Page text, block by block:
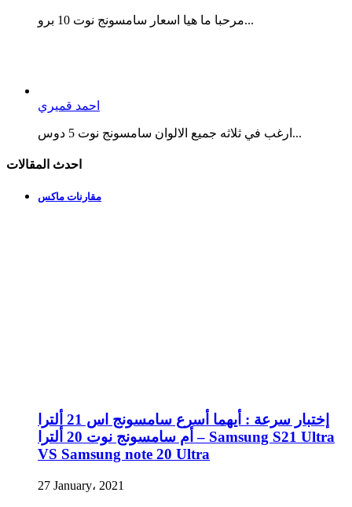
مرحبا ما هيا اسعار سامسونج نوت 10 برو...
احمد قميري
ارغب في ثلاثه جميع الالوان سامسونج نوت 5 دوس...
احدث المقالات
مقارنات ماكس
إختبار سرعة : أيهما أسرع سامسونج اس 21 ألترا
أم سامسونج نوت 20 ألترا – Samsung S21 Ultra
VS Samsung note 20 Ultra
27 January، 2021